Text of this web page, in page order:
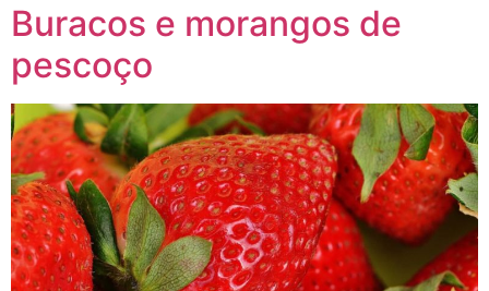
Buracos e morangos de
pescoço